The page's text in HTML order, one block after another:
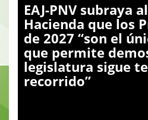
EAJ-PNV subraya
Hacienda que los
de 2027 “son el
que permite
legislatura sigue
recorrido”